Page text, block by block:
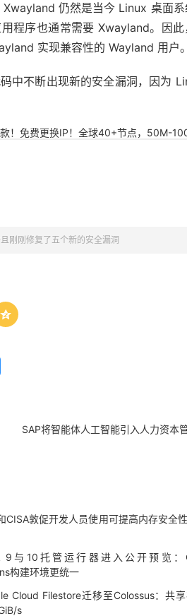
仍然是当今 Linux 桌面系
程序也通常需要 Xwayland。因
实现兼容性的 Wayland 用户。
中不断出现新的安全漏洞，因为
！免费更换IP！全球40+节点，50M-
刚刚修复了五个新的安全漏洞

SAP将智能体人工智能引入人力资本
CISA敦促开发人员使用可提高内存安全
9与10托管运行器进入公开预览：
构建环境更统一
Cloud Filestore迁移至Colossus：共
s